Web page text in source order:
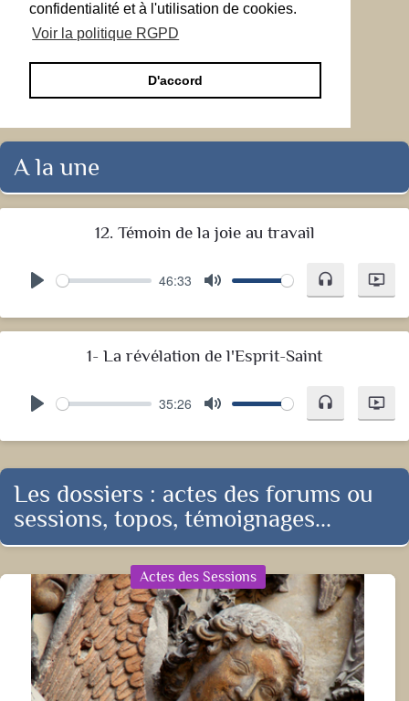
confidentialité et à l'utilisation de cookies.
Voir la politique RGPD
D'accord
A la une
12. Témoin de la joie au travail
46:33 headset ondemand_video
1- La révélation de l'Esprit-Saint
35:26 headset ondemand_video
Les dossiers : actes des forums ou
sessions, topos, témoignages...
Actes des Sessions